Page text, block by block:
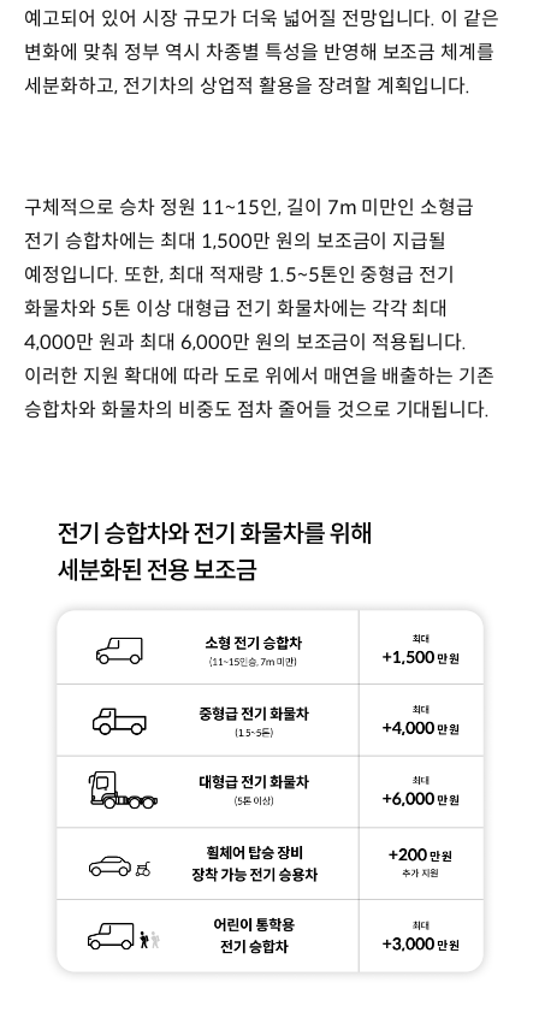
예고되어 있어 시장 규모가 더욱 넓어질 전망입니다. 이 같은
변화에 맞춰 정부 역시 차종별 특성을 반영해 보조금 체계를
세분화하고, 전기차의 상업적 활용을 장려할 계획입니다.
구체적으로 승차 정원 11~15인, 길이 7m 미만인 소형급
전기 승합차에는 최대 1,500만 원의 보조금이 지급될
예정입니다. 또한, 최대 적재량 1.5~5톤인 중형급 전기
화물차와 5톤 이상 대형급 전기 화물차에는 각각 최대
4,000만 원과 최대 6,000만 원의 보조금이 적용됩니다.
이러한 지원 확대에 따라 도로 위에서 매연을 배출하는 기존
승합차와 화물차의 비중도 점차 줄어들 것으로 기대됩니다.